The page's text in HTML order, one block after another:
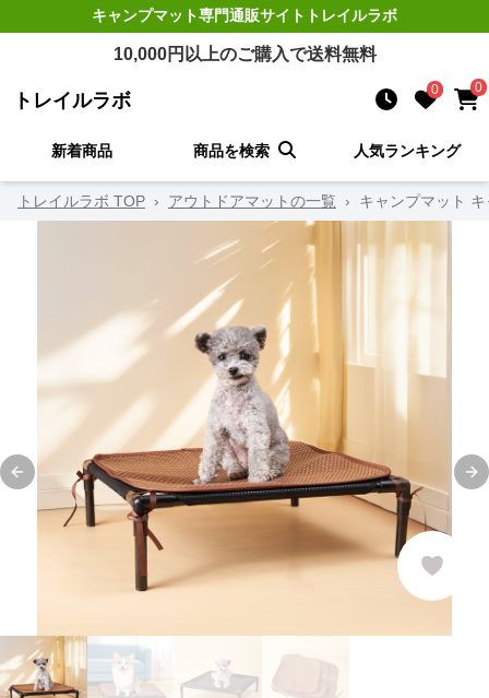
キャンプマット専門通販サイト トレイルラボ
10,000円以上のご購入で送料無料
トレイルラボ 0 0
新着商品 商品を検索 人気ランキング
トレイルラボ TOP › アウトドアマットの一覧 › キャンプマット
Previous slide